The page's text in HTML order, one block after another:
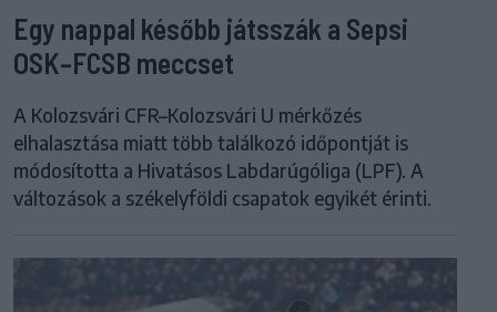
Egy nappal később játsszák a Sepsi
OSK–FCSB meccset
A Kolozsvári CFR–Kolozsvári U mérkőzés
elhalasztása miatt több találkozó időpontját is
módosította a Hivatásos Labdarúgóliga (LPF). A
változások a székelyföldi csapatok egyikét érinti.